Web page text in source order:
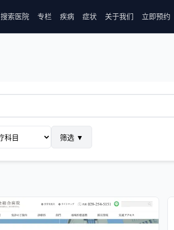
搜索医院 专栏 疾病 症状 关于我们 立即预约
筛选 ▼